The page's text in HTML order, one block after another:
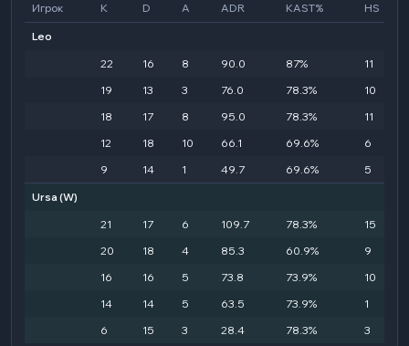
Игрок K D A ADR KAST% HS
Leo
22
16 8 90.0 87%
11
19
13 3 76.0 78.3%
10
18
17 8 95.0 78.3%
11
12
18 10 66.1 69.6%
6
9
14 1 49.7 69.6%
5
Ursa (W)
21
17 6 109.7 78.3%
15
20
18 4 85.3 60.9%
9
16
16 5 73.8 73.9%
10
14
14 5 63.5 73.9%
1
6
15 3 28.4 78.3% 3